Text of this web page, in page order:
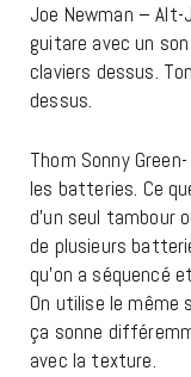
Joe Newman – Alt-
guitare avec un
claviers dessus.
dessus.
Thom Sonny
les batteries. Ce
d’un seul tambour
de plusieurs
qu’on a séquencé
On utilise le
ça sonne
avec la texture.